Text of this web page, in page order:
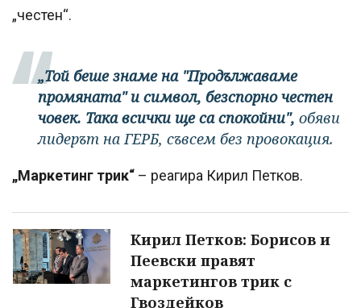
„честен“.
„Той беше знаме на "Продължаваме
промяната" и символ, безспорно честен
човек. Така всички ще са спокойни", обяви
лидерът на ГЕРБ, съвсем без провокация.
„Маркетинг трик“ – реагира Кирил Петков.
Кирил Петков: Борисов и
Пеевски правят
маркетингов трик с
Гвоздейков